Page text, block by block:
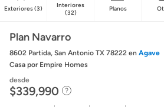
Exteriores(3)
Interiores
(32)
Planos
Plan Navarro
8602 Partida, San Antonio TX 78222 en Agave
Casa por Empire Homes
desde
$339,990